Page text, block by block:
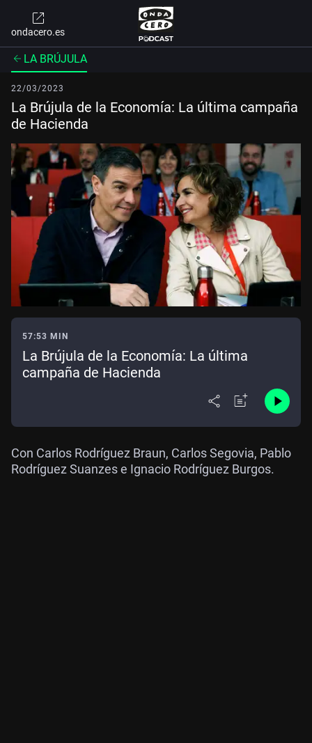
ondacero.es
LA BRÚJULA
22/03/2023
La Brújula de la Economía: La última campaña
de Hacienda
57:53 MIN
La Brújula de la Economía: La última
campaña de Hacienda
Con Carlos Rodríguez Braun, Carlos Segovia, Pablo
Rodríguez Suanzes e Ignacio Rodríguez Burgos.